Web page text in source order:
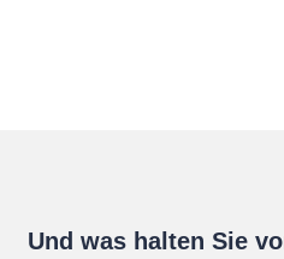
Und was halten Sie